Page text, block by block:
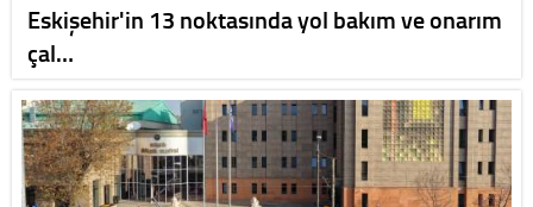
Eskişehir'in 13 noktasında yol bakım ve onarım
çal…